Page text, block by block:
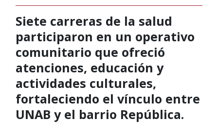
Siete carreras de la salud
participaron en un operativo
comunitario que ofreció
atenciones, educación y
actividades culturales,
fortaleciendo el vínculo entre
UNAB y el barrio República.